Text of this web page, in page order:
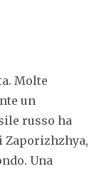
Molte
un
russo ha
Una